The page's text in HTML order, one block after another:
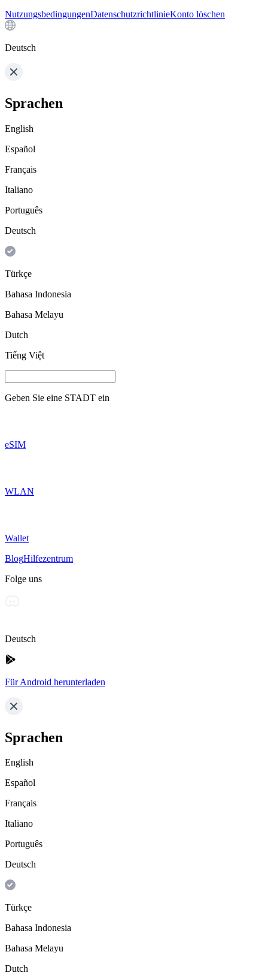
NutzungsbedingungenDatenschutzrichtlinieKonto löschen
Deutsch
Sprachen
English
Español
Français
Italiano
Português
Deutsch
Türkçe
Bahasa Indonesia
Bahasa Melayu
Dutch
Tiếng Việt
Geben Sie eine STADT ein
eSIM
WLAN
Wallet
BlogHilfezentrum
Folge uns
Deutsch
Für Android herunterladen
Sprachen
English
Español
Français
Italiano
Português
Deutsch
Türkçe
Bahasa Indonesia
Bahasa Melayu
Dutch